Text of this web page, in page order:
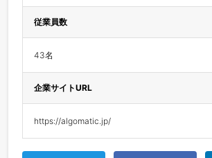
従業員数
43名
企業サイトURL
https://algomatic.jp/